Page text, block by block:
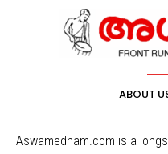
ABOUT
Aswamedham.com is a